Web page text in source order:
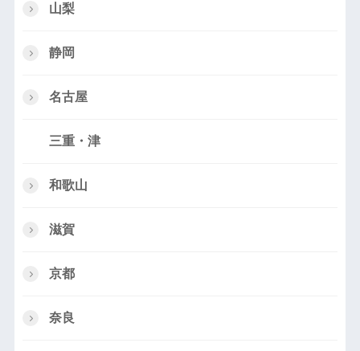
山梨
静岡
名古屋
三重・津
和歌山
滋賀
京都
奈良